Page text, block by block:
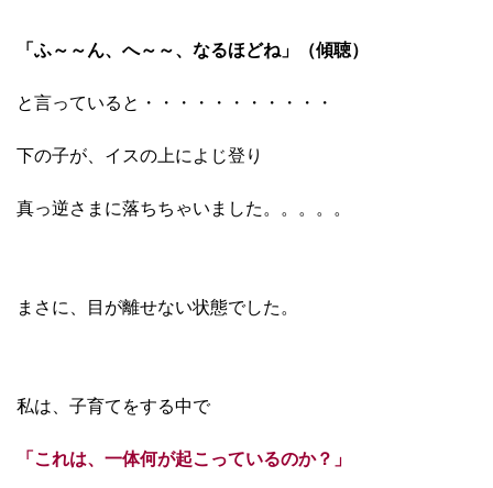
「ふ～～ん、へ～～、なるほどね」（傾聴）
と言っていると・・・・・・・・・・・
下の子が、イスの上によじ登り
真っ逆さまに落ちちゃいました。。。。。
まさに、目が離せない状態でした。
私は、子育てをする中で
「これは、一体何が起こっているのか？」